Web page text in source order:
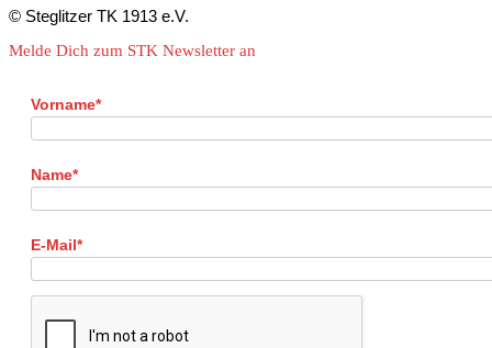
© Steglitzer TK 1913 e.V.
Melde Dich zum STK Newsletter an
Vorname*
Name*
E-Mail*